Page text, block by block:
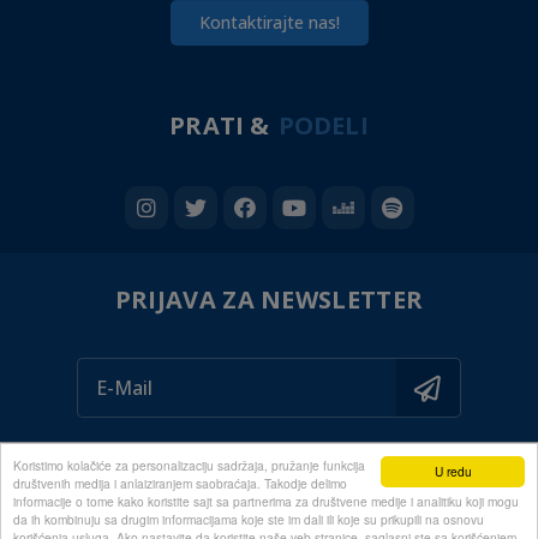
U redu
Koristimo kolačiće za personalizaciju sadržaja, pružanje funkcija
društvenih medija i anlaiziranjem saobraćaja. Takodje delimo
informacije o tome kako koristite sajt sa partnerima za društvene medije i analitiku koji mogu
da ih kombinuju sa drugim informacijama koje ste im dali ili koje su prikupili na osnovu
Kontaktirajte nas!
PRATI & PODELI
PRIJAVA ZA NEWSLETTER
© 2020 ALL RIGHTS RESERVED